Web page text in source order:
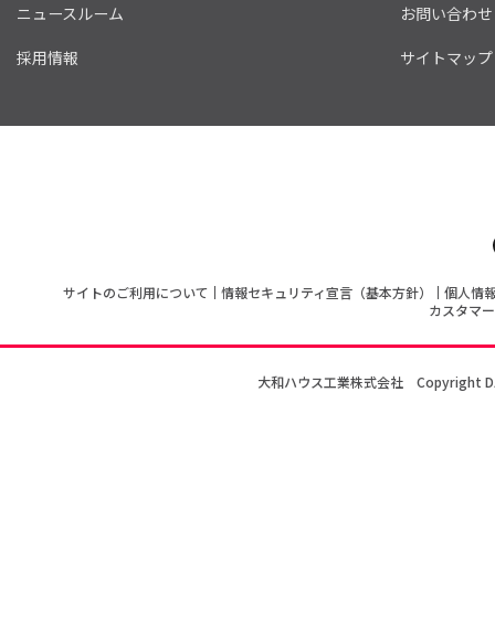
ニュースルーム
採用情報
お問い合わせ
サイトマップ
サイトのご利用について 情報セキュリティ宣言（基本方針）
個人情
カスタマ
大和ハウス工業株式会社 Copyright